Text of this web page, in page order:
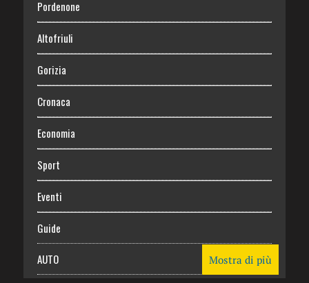
Pordenone
Altofriuli
Gorizia
Cronaca
Economia
Sport
Eventi
Guide
AUTO Mostra di più